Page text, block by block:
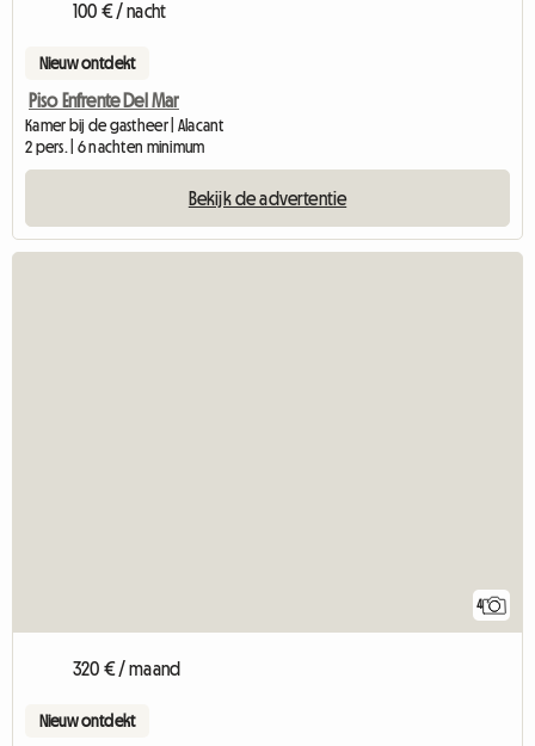
100 € / nacht
Nieuw ontdekt
Piso Enfrente Del Mar
Kamer bij de gastheer | Alacant
2 pers. | 6 nachten minimum
Bekijk de advertentie
4
320 € / maand
Nieuw ontdekt